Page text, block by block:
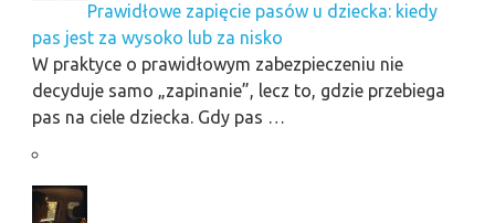
Prawidłowe zapięcie pasów u dziecka: kiedy
pas jest za wysoko lub za nisko
W praktyce o prawidłowym zabezpieczeniu nie
decyduje samo „zapinanie”, lecz to, gdzie przebiega
pas na ciele dziecka. Gdy pas …